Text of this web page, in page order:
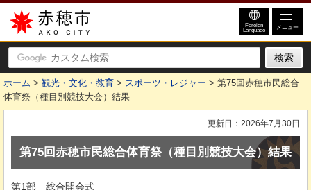
赤穂市
Foreign
Language メニュー
ホーム > 観光・文化・教育 > スポーツ・レジャー > 第75回赤穂市民総合
体育祭（種目別競技大会）結果
更新日：2026年7月30日
第75回赤穂市民総合体育祭（種目別競技大会）結果
第1部 総合開会式